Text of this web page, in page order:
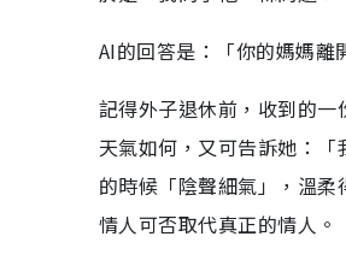
AI的回答是：「你的媽媽
記得外子退休前，收到的
天氣如何，又可告訴她：
的時候「陰聲細氣」，溫
情人可否取代真正的情人。